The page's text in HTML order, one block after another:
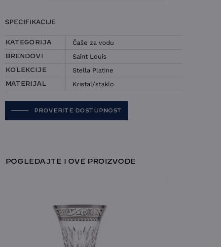
SPECIFIKACIJE
KATEGORIJA Čaše za vodu
BRENDOVI Saint Louis
KOLEKCIJE Stella Platine
MATERIJAL Kristal/staklo
PROVERITE DOSTUPNOST
POGLEDAJTE I OVE PROIZVODE